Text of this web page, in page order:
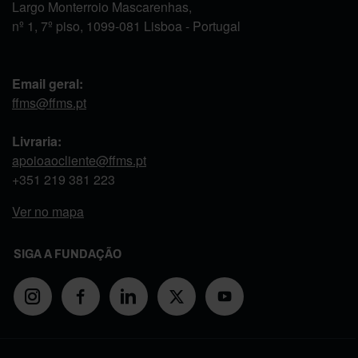
Largo Monterroio Mascarenhas,
nº 1, 7º piso, 1099-081 Lisboa - Portugal
Email geral:
ffms@ffms.pt
Livraria:
apoioaocliente@ffms.pt
+351 219 381 223
Ver no mapa
SIGA A FUNDAÇÃO